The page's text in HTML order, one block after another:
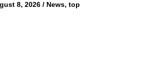
8, 2026 / News, top